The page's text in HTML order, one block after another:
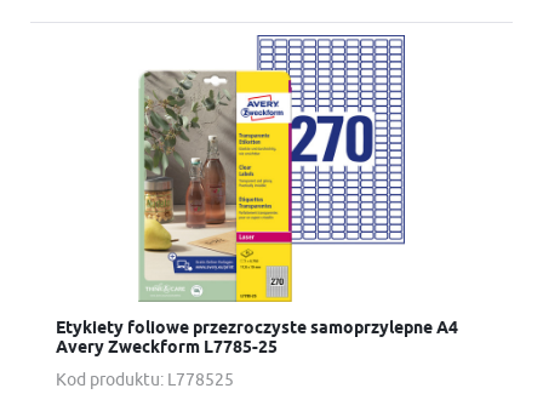
Kod produktu: L778525
Etykiety foliowe przezroczyste samoprzylepne A4
Avery Zweckform L7785-25